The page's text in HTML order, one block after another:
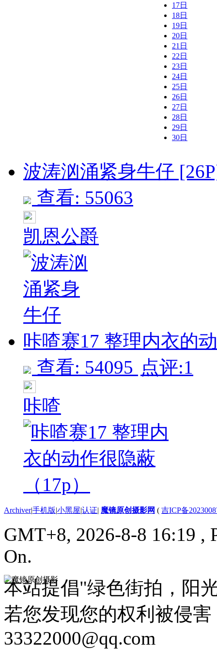
17日
18日
19日
20日
21日
22日
23日
24日
25日
26日
27日
28日
29日
30日
波涛汹涌紧身牛仔
查看: 55063
凯恩公爵
咔喳赛17 整理内衣的
查看: 54095 点评:1
咔喳
Archiver|手机版|小黑屋|认证| 魔镜原创摄影网 ( 吉ICP备
GMT+8, 2026-8-8 16:19 ,
On.
本站提倡"绿色街拍，阳
若您发现您的权利被侵
33322000@qq.com